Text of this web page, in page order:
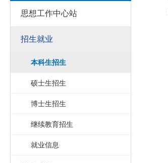
思想工作中心站
招生就业
本科生招生
硕士生招生
博士生招生
继续教育招生
就业信息